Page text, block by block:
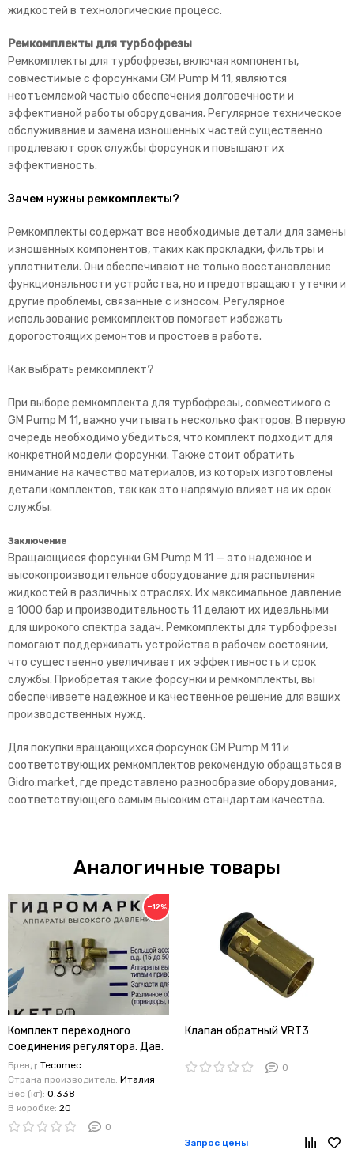
жидкостей в технологические процесс.
Ремкомплекты для турбофрезы
Ремкомплекты для турбофрезы, включая компоненты,
совместимые с форсунками GM Pump M 11, являются
неотъемлемой частью обеспечения долговечности и
эффективной работы оборудования. Регулярное техническое
обслуживание и замена изношенных частей существенно
продлевают срок службы форсунок и повышают их
эффективность.
Зачем нужны ремкомплекты?
Ремкомплекты содержат все необходимые детали для замены
изношенных компонентов, таких как прокладки, фильтры и
уплотнители. Они обеспечивают не только восстановление
функциональности устройства, но и предотвращают утечки и
другие проблемы, связанные с износом. Регулярное
использование ремкомплектов помогает избежать
дорогостоящих ремонтов и простоев в работе.
Как выбрать ремкомплект?
При выборе ремкомплекта для турбофрезы, совместимого с
GM Pump M 11, важно учитывать несколько факторов. В первую
очередь необходимо убедиться, что комплект подходит для
конкретной модели форсунки. Также стоит обратить
внимание на качество материалов, из которых изготовлены
детали комплектов, так как это напрямую влияет на их срок
службы.
Заключение
Вращающиеся форсунки GM Pump M 11 — это надежное и
высокопроизводительное оборудование для распыления
жидкостей в различных отраслях. Их максимальное давление
в 1000 бар и производительность 11 делают их идеальными
для широкого спектра задач. Ремкомплекты для турбофрезы
помогают поддерживать устройства в рабочем состоянии,
что существенно увеличивает их эффективность и срок
службы. Приобретая такие форсунки и ремкомплекты, вы
обеспечиваете надежное и качественное решение для ваших
производственных нужд.
Для покупки вращающихся форсунок GM Pump M 11 и
соответствующих ремкомплектов рекомендую обращаться в
Gidro.market, где представлено разнообразие оборудования,
соответствующего самым высоким стандартам качества.
Аналогичные товары
−12%
Комплект переходного
соединения регулятора. Дав.
VRF 2 нижняя часть (X=25
Y=62-75 G 1\2 - G 3\8)
Бренд: Tecomec
Страна производитель: Италия
Вес (кг): 0.338
В коробке: 20
0
Клапан обратный VRT3
0
Запрос цены